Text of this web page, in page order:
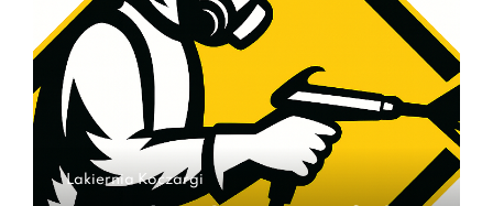
Lakiernia Koczargi